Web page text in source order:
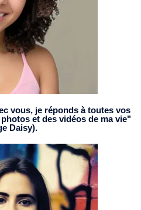
vous, je réponds à toutes vos
et des vidéos de ma vie"
Daisy).